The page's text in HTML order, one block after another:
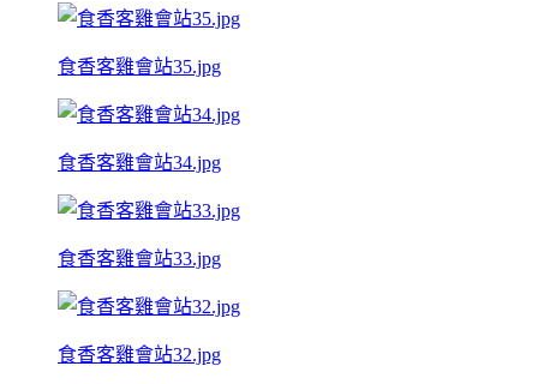
食香客雞會站35.jpg
食香客雞會站34.jpg
食香客雞會站33.jpg
食香客雞會站32.jpg